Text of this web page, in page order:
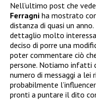
Nell’ultimo post che
Ferragni ha mostrato
distanza di quasi un
dettaglio molto
deciso di porre una
poter commentare ciò
persone. Notiamo infatti
numero di messaggi a lei
probabilmente
pronti a puntare il dito